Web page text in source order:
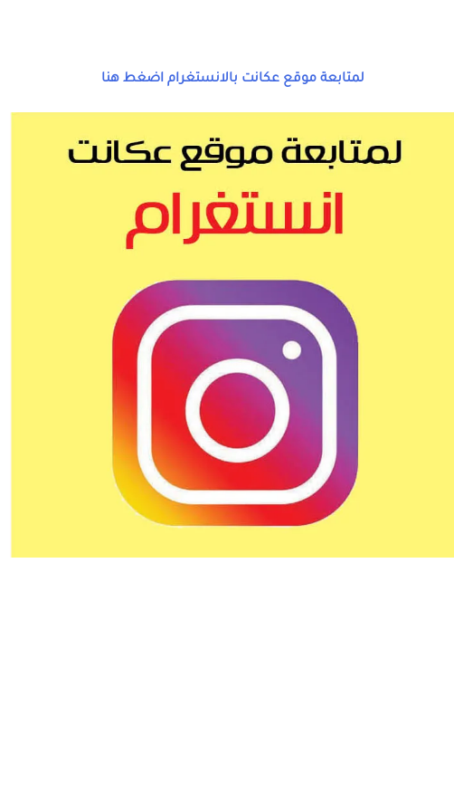
لمتابعة موقع عكانت بالانستغرام اضغط هنا